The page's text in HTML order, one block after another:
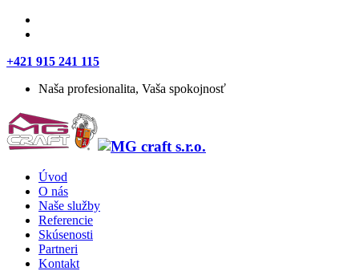
+421 915 241 115
Naša profesionalita, Vaša spokojnosť
Úvod
O nás
Naše služby
Referencie
Skúsenosti
Partneri
Kontakt